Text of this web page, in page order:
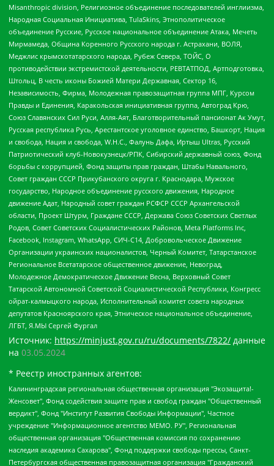
Misanthropic division, Религиозное объединение последователей инглиизма,
Народная Социальная Инициатива, TulaSkins, Этнополитическое
объединение Русские, Русское национальное объединение Атака, Мечеть
Мирмамеда, Община Коренного Русского народа г. Астрахани, ВОЛЯ,
Меджлис крымскотатарского народа, Рубеж Севера, ТОЙС, О
противодействии экстремистской деятельности, РЕВТАТПОД, Артподготовка,
Штольц, В честь иконы Божией Матери Державная, Сектор 16,
Независимость, Фирма, Молодежная правозащитная группа МПГ, Курсом
Правды и Единения, Каракольская инициативная группа, Автоград Крю,
Союз Славянских Сил Руси, Алля-Аят, Благотворительный пансионат Ак Умут,
Русская республика Русь, Арестантское уголовное единство, Башкорт, Нация
и свобода, Нация и свобода, W.H.С., Фалунь Дафа, Иртыш Ultras, Русский
Патриотический клуб-Новокузнецк/РПК, Сибирский державный союз, Фонд
борьбы с коррупцией, Фонд защиты прав граждан, Штабы Навального,
Совет граждан СССР Прикубанского округа г. Краснодара, Мужское
государство, Народное объединение русского движения, Народное
движение Адат, Народный совет граждан РСФСР СССР Архангельской
области, Проект Штурм, Граждане СССР, Держава Союз Советских Светлых
Родов, Совет Советских Социалистических Районов, Meta Platforms Inc,
Facebook, Instagram, WhatsApp, СИЧ-С14, Добровольческое Движение
Организации украинских националистов, Черный Комитет, Татарстанское
Региональное Всетатарское общественное движение, Невоград,
Молодежное Демократическое Движение Весна, Верховный Совет
Татарской Автономной Советской Социалистической Республики, Конгресс
ойрат-калмыцкого народа, Исполнительный комитет совета народных
депутатов Красноярского края, Этническое национальное объединение,
ЛГБТ, Я.МЫ Сергей Фургал
Источник: https://minjust.gov.ru/ru/documents/7822/ данные
на 03.05.2024
* Реестр иностранных агентов:
Калининградская региональная общественная организация "Экозащита!-Женсовет", Фонд содействия защите прав и свобод граждан "Общественный вердикт", Фонд "Институт Развития Свободы Информации", Частное учреждение "Информационное агентство МЕМО. РУ", Региональная общественная организация "Общественная комиссия по сохранению наследия академика Сахарова", Фонд поддержки свободы прессы, Санкт-Петербургская общественная правозащитная организация "Гражданский контроль", Межрегиональная общественная организация "Информационно-просветительский центр "Мемориал", Региональный Фонд "Центр Защиты Прав Средств Массовой Информации", с 05.12.2023 Фонд "Центр Защиты Прав Средств массовой информации", Региональная общественная благотворительная организация помощи беженцам и мигрантам "Гражданское содействие", Негосударственное образовательное учреждение дополнительного профессионального образования (повышение квалификации) специалистов "АКАДЕМИЯ ПО ПРАВАМ ЧЕЛОВЕКА", Свердловская региональная общественная организация "Сутяжник", Автономная некоммерческая организация "Центр независимых социологических исследований", Союз общественных объединений "Российский исследовательский центр по правам человека", Региональное общественное учреждение научно-информационный центр "МЕМОРИАЛ", Некоммерческая организация "Фонд защиты гласности", Автономная некоммерческая организация "Институт прав человека", Городская общественная организация "Екатеринбургское общество "МЕМОРИАЛ", Городская общественная организация "Рязанское историко-просветительское и правозащитное общество "Мемориал" (Рязанский Мемориал), Челябинский региональный орган общественной самодеятельности – женское общественное объединение "Женщины Евразии", Челябинский региональный орган общественной самодеятельности "Уральская правозащитная группа", Фонд содействия защите здоровья и социальной справедливости имени Андрея Рылькова, Автономная Некоммерческая Организация "Аналитический Центр Юрия Левады", Автономная некоммерческая организация социальной поддержки населения "Проект Апрель", Региональная общественная организация помощи женщинам и детям, находящимся в кризисной ситуации "Информационно-методический центр "Анна", Фонд содействия развитию массовых коммуникаций и правовому просвещению "Так-так-Так", Фонд содействия устойчивому развитию "Серебряная тайга", Свердловский региональный общественный фонд социальных проектов "Новое время", "Idel.Реалии", Кавказ.Реалии, Крым.Реалии, Телеканал Настоящее Время, Татаро-башкирская служба Радио Свобода (Azatliq Radiosi), Радио Свободная Европа/Радио Свобода (PCE/PC), "Сибирь.Реалии", "Фактограф", Благотворительный фонд помощи осужденным и их семьям, Автономная некоммерческая организация "Институт глобализации и социальных движений", Фонд "В защиту прав заключенных", Частное учреждение "Центр поддержки и содействия развитию средств массовой информации", Пензенский региональный общественный благотворительный фонд "Гражданский союз", "Север.Реалии", Некоммерческая организация Фонд "Правовая инициатива", Общество с ограниченной ответственностью "Радио Свободная Европа/Радио Свобода", Чешское информационное агентство "MEDIUM-ORIENT", Красноярская региональная общественная организация "Мы против СПИДа", Камалягин Денис Николаевич, Маркелов Сергей Евгеньевич, Пономарев Лев Александрович, Савицкая Людмила Алексеевна, Автономная некоммерческая организация "Центр по работе с проблемой насилия "НАСИЛИЮ.НЕТ", Межрегиональный профессиональный союз работников здравоохранения "Альянс врачей", Юридическое лицо, зарегистрированное в Латвийской Республике, SIA "Medusa Project" (регистрационный номер 40103797863, дата регистрации 10.06.2014), Некоммерческая организация "Фонд по борьбе с коррупцией", Автономная некоммерческая организация "Институт права и публичной политики", Баданин Роман Сергеевич, Гликин Максим Александрович, Железнова Мария Михайловна, Лукьянова Юлия Сергеевна, Маетная Елизавета Витальевна, Маняхин Петр Борисович, Чуракова Ольга Владимировна, Ярош Юлия Петровна, Юридическое лицо "The Insider SIA", зарегистрированное в Риге, Латвийская Республика (дата регистрации 26.06.2015), являющееся администратором доменного имени интернет-издания "The Insider SIA", https://theins.ru, Постернак Алексей Евгеньевич, Рубин Михаил Аркадьевич, Анин Роман Александрович, Юридическое лицо Istories fonds, зарегистрированное в Латвийской Республике (регистрационный номер 50008295751, дата регистрации 24.02.2020), Великовский Дмитрий Александрович, Долинина Ирина Николаевна, Мароховская Алеся Алексеевна, Шлейнов Роман Юрьевич, Шмагун Олеся Валентиновна, Общество с ограниченной ответственностью "Альтаир 2021", Общество с ограниченной ответственностью "Вега 2021", Общество с ограниченной ответственностью "Главный редактор 2021", Общество с ограниченной ответственностью "Ромашки монолит", Важенков Артем Валерьевич, Ивановская областная общественная организация "Центр гендерных исследований", Гурман Юрий Альбертович, Медиапроект "ОВД-Инфо", Егоров Владимир Владимирович, Жилинский Владимир Александрович, Общество с ограниченной ответственностью "ЗП", Иванова София Юрьевна, Карезина Инна Павловна, Кильтау Екатерина Викторовна, Петров Алексей Викторович, Пискунов Сергей Евгеньевич, Смирнов Сергей Сергеевич, Тихонов Михаил Сергеевич, Общество с ограниченной ответственностью "ЖУРНАЛИСТ-ИНОСТРАННЫЙ АГЕНТ", Арапова Галина Юрьевна, Вольтская Татьяна Анатольевна, Американская компания "Mason G.E.S. Anonymous Foundation" (США), являющаяся владельцем интернет-издания https://mnews.world/, Компания "Stichting Bellingcat", зарегистрированная в Нидерландах (дата регистрации 11.07.2018), Захаров Андрей Вячеславович, Клепиковская Екатерина Дмитриевна, Общество с ограниченной ответственностью "МЕМО", Перл Роман Александрович, Симонов Евгений Алексеевич, Соловьева Елена Анатольевна, Сотников Даниил Владимирович, Сурначева Елизавета Дмитриевна, Автономная некоммерческая организация по защите прав человека и информированию населения "Якутия – Наше Мнение", Общество с ограниченной ответственностью "Москоу диджитал медиа", с 26.01.2023 Общество с ограниченной ответственностью "Чайка Белые сады", Ветошкина Валерия Валерьевна, Заговора Максим Александрович, Межрегиональное общественное движение "Российская ЛГБТ - сеть", Оленичев Максим Владимирович, Павлов Иван Юрьевич, Скворцова Елена Сергеевна, Общество с ограниченной ответственностью "Как бы инагент", Кочетков Игорь Викторович, Общество с ограниченной ответственностью "Честные выборы", Еланчик Олег Александрович, Общество с ограниченной ответственностью "Нобелевский призыв", Гималова Регина Эмилевна, Григорьев Андрей Валерьевич, Григорьева Алина Александровна, Ассоциация по содействию защите прав призывников, альтернативнослужащих и военнослужащих "Правозащитная группа "Гражданин.Армия.Право", Хисамова Регина Фаритовна, Автономная некоммерческая организация по реализации социально-правовых программ "Лилит", Дальневосточное общественное движение "Маяк", Санкт-Петербургская ЛГБТ-инициативная группа "Выход", Инициативная группа ЛГБТ+ "Реверс", Алексеев Андрей Викторович, Бекбулатова Таисия Львовна, Беляев Иван Михайлович, Владыкина Елена Сергеевна, Гельман Марат Александрович, Никульшина Вероника Юрьевна, Толоконникова Надежда Андреевна, Шендерович Виктор Анатольевич, Общество с ограниченной ответственностью "Данное сообщение", Общество с ограниченной ответственностью Издательский дом "Новая глава", Айнбиндер Александра Александровна, Московский комьюнити-центр для ЛГБТ+инициатив, Благотворительный фонд развития филантропии, Deutsche Welle (Германия, Kurt-Schumacher-Strasse 3, 53113 Bonn), Борзунова Мария Михайловна, Воробьев Виктор Викторович, Голубева Анна Львовна, Константинова Алла Михайловна, Малкова Ирина Владимировна, Мурадов Мурад Абдулгалимович, Осетинская Елизавета Николаевна, Понасенков Евгений Николаевич, Ганапольский Матвей Юрьевич, Киселев Евгений Алексеевич, Борухович Ирина Григорьевна, Дремин Иван Тимофеевич, Дубровский Дмитрий Викторович, Красноярская региональная общественная организация поддержки и развития альтернативных образовательных технологий и межкультурных коммуникаций "ИНТЕРРА", Маяковская Екатерина Алексеевна, Фейгин Марк Захарович, Филимонов Андрей Викторович, Дзугкоева Регина Николаевна, Доброхотов Роман Александрович, Дудь Юрий Александрович, Елкин Сергей Владимирович, Кругликов Кирилл Игоревич, Сабунаева Мария Леонидовна, Семенов Алексей Владимирович, Шаинян Карен Багратович, Шульман Екатерина Михайловна, Асафьев Артур Валерьевич, Вахштайн Виктор Семенович, Венедиктов Алексей Алексеевич, Лушникова Екатерина Евгеньевна, Волков Леонид Михайлович, Невзоров Александр Глебович, Пархоменко Сергей Борисович, Сироткин Ярослав Николаевич, Кара-Мурза Владимир Владимирович, Баранова Наталья Владимировна, Гозман Леонид Яковлевич, Кагарлицкий Борис Юльевич, Климарев Михаил Валерьевич, Милов Владимир Станиславович, Автономная некоммерческая организация Краснодарский центр современного искусства "Типография", Моргенштерн Алишер Тагирович, Соболь Любовь Эдуардовна, Общество с ограниченной ответственностью "ЛИЗА НОРМ", Каспаров Гарри Кимович, Ходорковский Михаил Борисович, Общество с ограниченной ответственностью "Апрельские тезисы", Данилович Ирина Брониславовна, Кашин Олег Владимирович, Петров Николай Владимирович, Пивоваров Алексей Владимирович, Соколов Михаил Владимирович, Цветкова Юлия Владимировна, Чичваркин Евгений Александрович, Комитет против пыток/Команда против пыток, Общество с ограниченной ответственностью "Первый научный", Общество с ограниченной ответственностью "Вертолет и ко", Белоцерковская Вероника Борисовна, Кац Максим Евгеньевич, Лазарева Татьяна Юрьевна, Шаведдинов Руслан Табризович, Яшин Илья Валерьевич, Общество с ограниченной ответственностью "Иноагент ААВ", Алешковский Дмитрий Петрович, Альбац Евгения Марковна, Быков Дмитрий Львович, Галямина Юлия Евгеньевна, Лойко Сергей Леонидович, Мартынов Кирилл Константинович, Медведев Сергей Александрович, Крашенинников Федор Геннадиевич, Гордеева Катерина Вл